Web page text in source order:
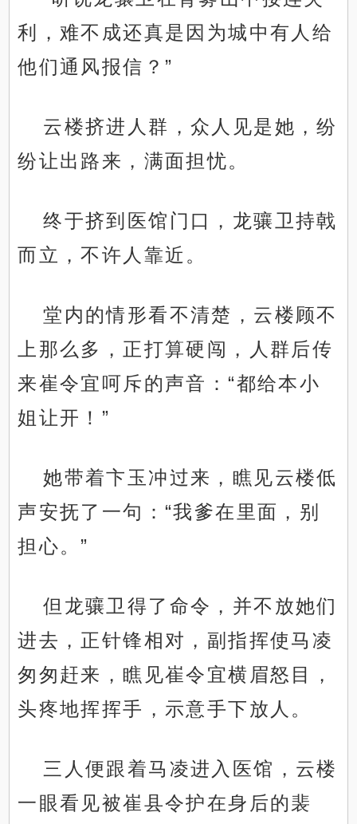
利，难不成还真是因为城中有人给
他们通风报信？”
云楼挤进人群，众人见是她，纷
纷让出路来，满面担忧。
终于挤到医馆门口，龙骧卫持戟
而立，不许人靠近。
堂内的情形看不清楚，云楼顾不
上那么多，正打算硬闯，人群后传
来崔令宜呵斥的声音：“都给本小
姐让开！”
她带着卞玉冲过来，瞧见云楼低
声安抚了一句：“我爹在里面，别
担心。”
但龙骧卫得了命令，并不放她们
进去，正针锋相对，副指挥使马凌
匆匆赶来，瞧见崔令宜横眉怒目，
头疼地挥挥手，示意手下放人。
三人便跟着马凌进入医馆，云楼
一眼看见被崔县令护在身后的裴